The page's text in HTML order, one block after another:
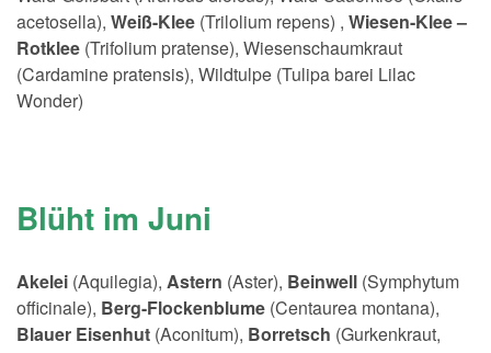
acetosella), Weiß-Klee (Trilolium repens) , Wiesen-Klee –
Rotklee (Trifolium pratense), Wiesenschaumkraut
(Cardamine pratensis), Wildtulpe (Tulipa barei Lilac
Wonder)
Blüht im Juni
Akelei (Aquilegia), Astern (Aster), Beinwell (Symphytum
officinale), Berg-Flockenblume (Centaurea montana),
Blauer Eisenhut (Aconitum), Borretsch (Gurkenkraut,